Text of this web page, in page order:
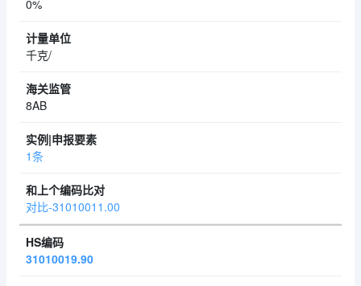
0%
千克/
8AB
1条
对比-31010011.00
31010019.90